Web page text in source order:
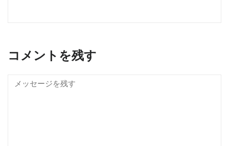
コメントを残す